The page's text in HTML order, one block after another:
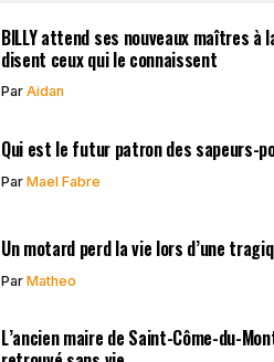
BILLY attend ses nouveaux maîtres à
disent ceux qui le connaissent
Par Aidan
Qui est le futur patron des sapeurs-
Par Mael Fabre
Un motard perd la vie lors d’une
Par Matheo
L’ancien maire de Saint-Côme-du-